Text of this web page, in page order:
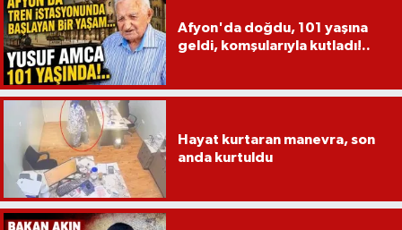
Afyon'da doğdu, 101 yaşına
geldi, komşularıyla kutladı!..
Hayat kurtaran manevra, son
anda kurtuldu